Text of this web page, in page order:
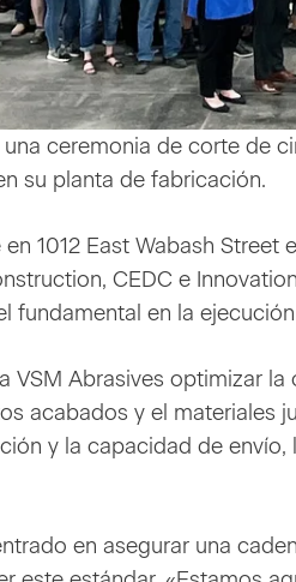
ceremonia de corte de
su planta de fabricación.
1012 East Wabash
CEDC e
fundamental en la
VSM Abrasives optimizar
acabados y el materiales
y la capacidad de
en asegurar una